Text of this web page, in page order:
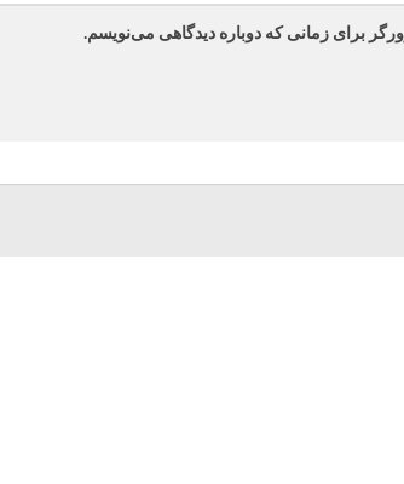
برای زمانی که دوباره دیدگاهی می‌نویسم.